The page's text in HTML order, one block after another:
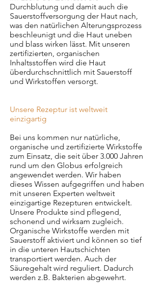
Durchblutung und damit auch die
Sauerstoffversorgung der Haut nach,
was den natürlichen Alterungsprozess
beschleunigt und die Haut uneben
und blass wirken lässt. Mit unseren
zertifizierten, organischen
Inhaltsstoffen wird die Haut
überdurchschnittlich mit Sauerstoff
und Wirkstoffen versorgt.
Unsere Rezeptur ist weltweit
einzigartig
Bei uns kommen nur natürliche,
organische und zertifizierte Wirkstoffe
zum Einsatz, die seit über 3.000 Jahren
rund um den Globus erfolgreich
angewendet werden. Wir haben
dieses Wissen aufgegriffen und haben
mit unseren Experten weltweit
einzigartige Rezepturen entwickelt.
Unsere Produkte sind pflegend,
schonend und wirksam zugleich.
Organische Wirkstoffe werden mit
Sauerstoff aktiviert und können so tief
in die unteren Hautschichten
transportiert werden. Auch der
Säuregehalt wird reguliert. Dadurch
werden z.B. Bakterien abgewehrt.